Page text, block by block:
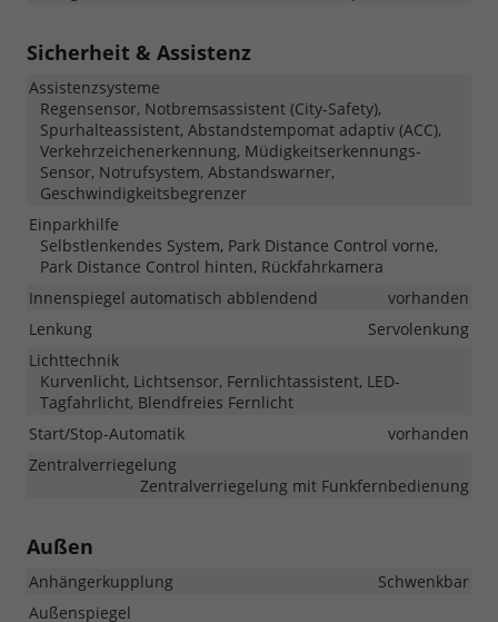
Sicherheit & Assistenz
Assistenzsysteme
Regensensor, Notbremsassistent (City-Safety),
Spurhalteassistent, Abstandstempomat adaptiv (ACC),
Verkehrzeichenerkennung, Müdigkeitserkennungs-
Sensor, Notrufsystem, Abstandswarner,
Geschwindigkeitsbegrenzer
Einparkhilfe
Selbstlenkendes System, Park Distance Control vorne,
Park Distance Control hinten, Rückfahrkamera
Innenspiegel automatisch abblendend
vorhanden
Lenkung
Servolenkung
Lichttechnik
Kurvenlicht, Lichtsensor, Fernlichtassistent, LED-
Tagfahrlicht, Blendfreies Fernlicht
Start/Stop-Automatik
vorhanden
Zentralverriegelung
Zentralverriegelung mit Funkfernbedienung
Außen
Anhängerkupplung
Schwenkbar
Außenspiegel